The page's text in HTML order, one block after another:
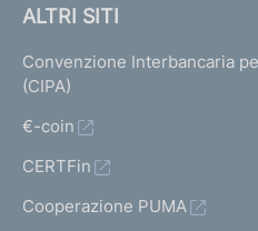
ALTRI SITI
Convenzione Interbancaria
(CIPA)
€-coin
CERTFin
Cooperazione PUMA